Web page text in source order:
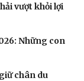
vượt khỏi lợi
Những con
chân du